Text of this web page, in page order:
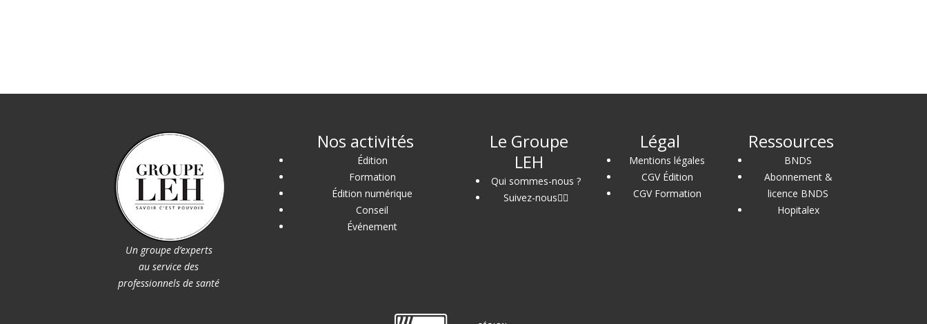
Un groupe d’experts
au service des
professionnels de santé
Nos activités
Édition
Formation
Édition numérique
Conseil
Événement
Le Groupe
LEH
Qui sommes-nous ?
Suivez-nous
Légal
Mentions légales
CGV Édition
CGV Formation
Ressources
BNDS
Abonnement &
licence BNDS
Hopitalex